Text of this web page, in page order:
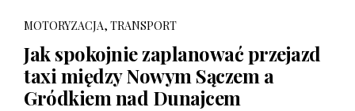
MOTORYZACJA, TRANSPORT
Jak spokojnie zaplanować przejazd
taxi między Nowym Sączem a
Gródkiem nad Dunajcem